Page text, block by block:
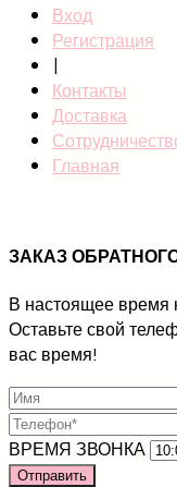
Вход
Регистрация
|
Контакты
Доставка
Главная
ЗАКАЗ
В настоящее время
Оставьте свой
вас время!
ВРЕМЯ ЗВОНКА
Отправить